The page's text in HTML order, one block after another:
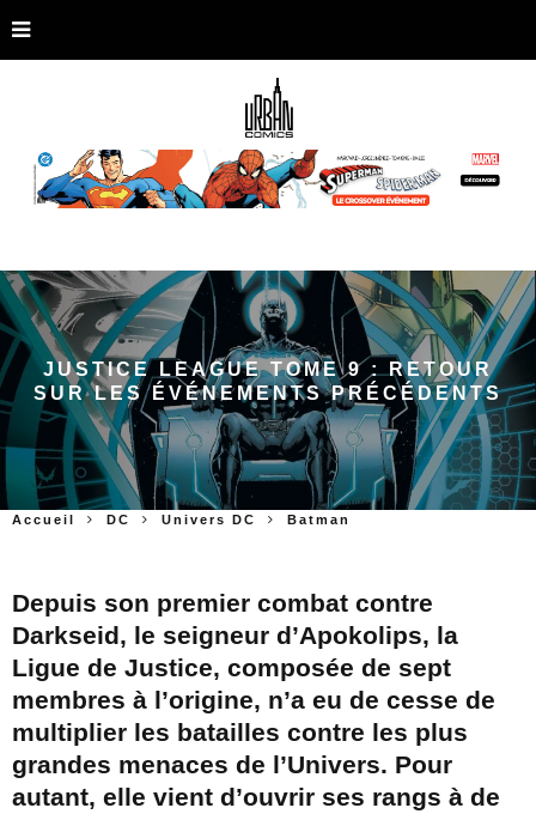
JUSTICE LEAGUE TOME 9 : RETOUR
SUR LES ÉVÉNEMENTS PRÉCÉDENTS
Accueil DC Univers DC Batman
Depuis son premier combat contre
Darkseid, le seigneur d’Apokolips, la
Ligue de Justice, composée de sept
membres à l’origine, n’a eu de cesse de
multiplier les batailles contre les plus
grandes menaces de l’Univers. Pour
autant, elle vient d’ouvrir ses rangs à de